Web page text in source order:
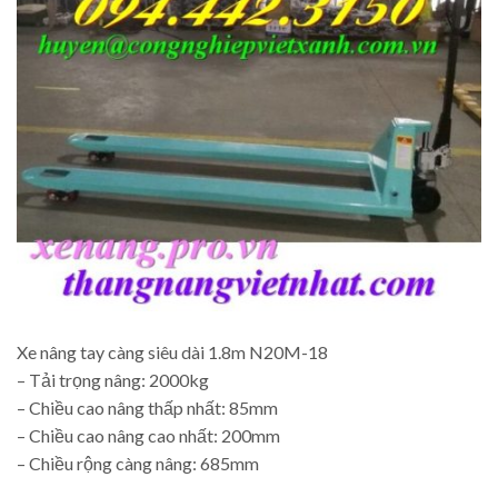
Xe nâng tay càng siêu dài 1.8m N20M-18
– Tải trọng nâng: 2000kg
– Chiều cao nâng thấp nhất: 85mm
– Chiều cao nâng cao nhất: 200mm
– Chiều rộng càng nâng: 685mm